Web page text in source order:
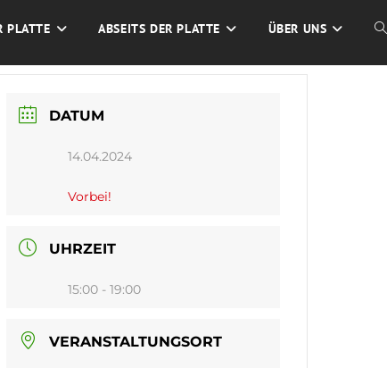
PLATTE ABSEITS DER PLATTE ÜBER UNS
DATUM
14.04.2024
Vorbei!
UHRZEIT
15:00 - 19:00
VERANSTALTUNGSORT